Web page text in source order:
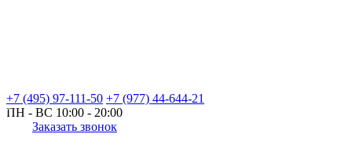
+7 (495) 97-111-50 +7 (977) 44-644-21
ПН - ВС 10:00 - 20:00
Заказать звонок